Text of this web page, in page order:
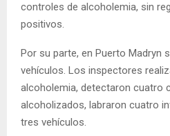
controles de alcoholemia, sin
positivos.
Por su parte, en Puerto Madryn
vehículos. Los inspectores
alcoholemia, detectaron cuatro
alcoholizados, labraron cuatro
tres vehículos.